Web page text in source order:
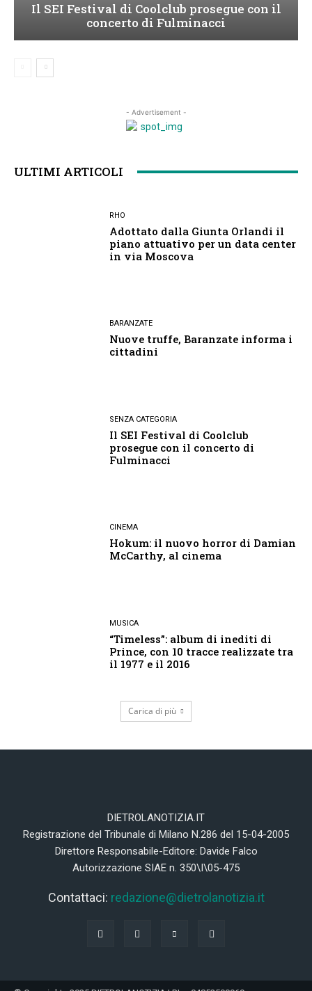
Il SEI Festival di Coolclub prosegue con il
concerto di Fulminacci
- Advertisement -
ULTIMI ARTICOLI
RHO
Adottato dalla Giunta Orlandi il
piano attuativo per un data center
in via Moscova
BARANZATE
Nuove truffe, Baranzate informa i
cittadini
SENZA CATEGORIA
Il SEI Festival di Coolclub
prosegue con il concerto di
Fulminacci
CINEMA
Hokum: il nuovo horror di Damian
McCarthy, al cinema
MUSICA
“Timeless”: album di inediti di
Prince, con 10 tracce realizzate tra
il 1977 e il 2016
Carica di più
DIETROLANOTIZIA.IT
Registrazione del Tribunale di Milano N.286 del 15-04-2005
Direttore Responsabile-Editore: Davide Falco
Autorizzazione SIAE n. 350\I\05-475
Contattaci: redazione@dietrolanotizia.it